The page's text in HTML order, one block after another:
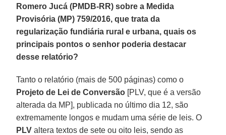
Romero Jucá (PMDB-RR) sobre a Medida
Provisória (MP) 759/2016, que trata da
regularização fundiária rural e urbana, quais os
principais pontos o senhor poderia destacar
desse relatório?
Tanto o relatório (mais de 500 páginas) como o
Projeto de Lei de Conversão [PLV, que é a versão
alterada da MP], publicada no último dia 12, são
extremamente longos e mudam uma série de leis. O
PLV altera textos de sete ou oito leis, sendo as